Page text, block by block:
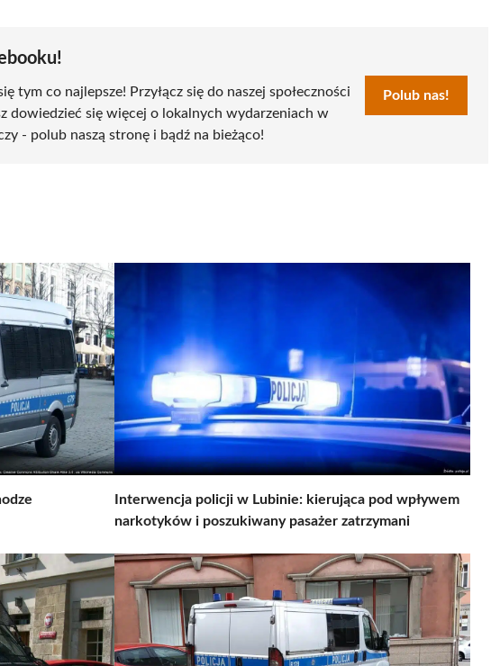
tym co najlepsze! Przyłącz się do naszej społeczności
dowiedzieć się więcej o lokalnych wydarzeniach w
- polub naszą stronę i bądź na bieżąco!
Polub nas!
Interwencja policji w Lubinie: kierująca pod wpływem
narkotyków i poszukiwany pasażer zatrzymani